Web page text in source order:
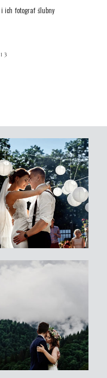
ich fotograf ślubny